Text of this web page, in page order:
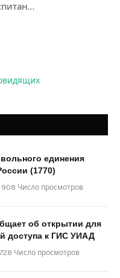
единения
(1770)
908 Число просмотров
об открытии для
доступа к ГИС УИАД
728 Число просмотров